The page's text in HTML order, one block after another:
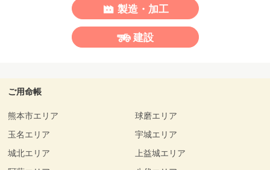
製造・加工
建設
ご用命帳
熊本市エリア
玉名エリア
城北エリア
球磨エリア
宇城エリア
上益城エリア